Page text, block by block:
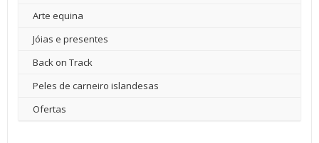
Arte equina
Jóias e presentes
Back on Track
Peles de carneiro islandesas
Ofertas